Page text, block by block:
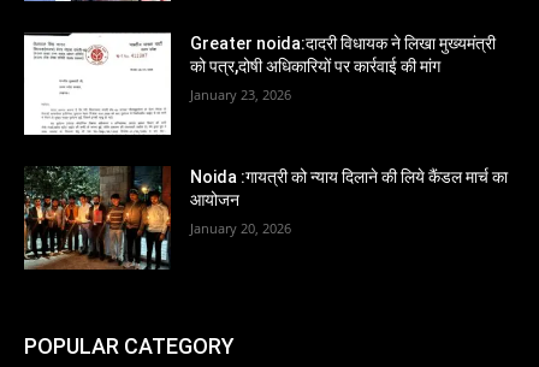
Greater noida:दादरी विधायक ने लिखा मुख्यमंत्री
को पत्र,दोषी अधिकारियों पर कार्रवाई की मांग
January 23, 2026
Noida :गायत्री को न्याय दिलाने की लिये कैंडल मार्च का
आयोजन
January 20, 2026
POPULAR CATEGORY